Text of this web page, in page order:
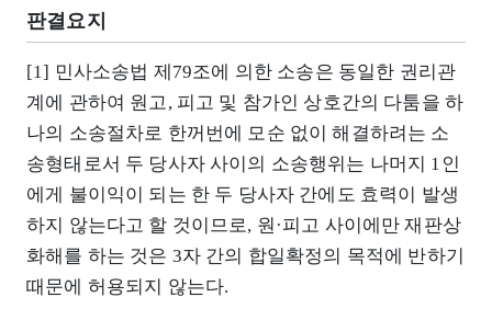
판결요지
[1] 민사소송법 제79조에 의한 소송은 동일한 권리관
계에 관하여 원고, 피고 및 참가인 상호간의 다툼을 하
나의 소송절차로 한꺼번에 모순 없이 해결하려는 소
송형태로서 두 당사자 사이의 소송행위는 나머지 1인
에게 불이익이 되는 한 두 당사자 간에도 효력이 발생
하지 않는다고 할 것이므로, 원·피고 사이에만 재판상
화해를 하는 것은 3자 간의 합일확정의 목적에 반하기
때문에 허용되지 않는다.